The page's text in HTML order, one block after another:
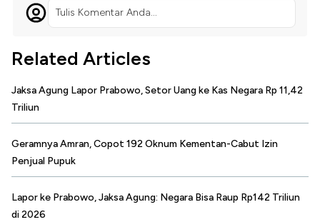
Tulis Komentar Anda...
Related Articles
Jaksa Agung Lapor Prabowo, Setor Uang ke Kas Negara Rp 11,42
Triliun
Geramnya Amran, Copot 192 Oknum Kementan-Cabut Izin
Penjual Pupuk
Lapor ke Prabowo, Jaksa Agung: Negara Bisa Raup Rp142 Triliun
di 2026